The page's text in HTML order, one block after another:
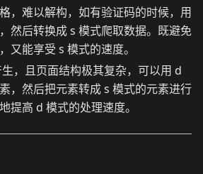
，难以解构，如有验证码的时候，用
然后转换成 s 模式爬取数据。既避免
又能享受 s 模式的速度。
，且页面结构极其复杂，可以用 d
，然后把元素转成 s 模式的元素进行
提高 d 模式的处理速度。